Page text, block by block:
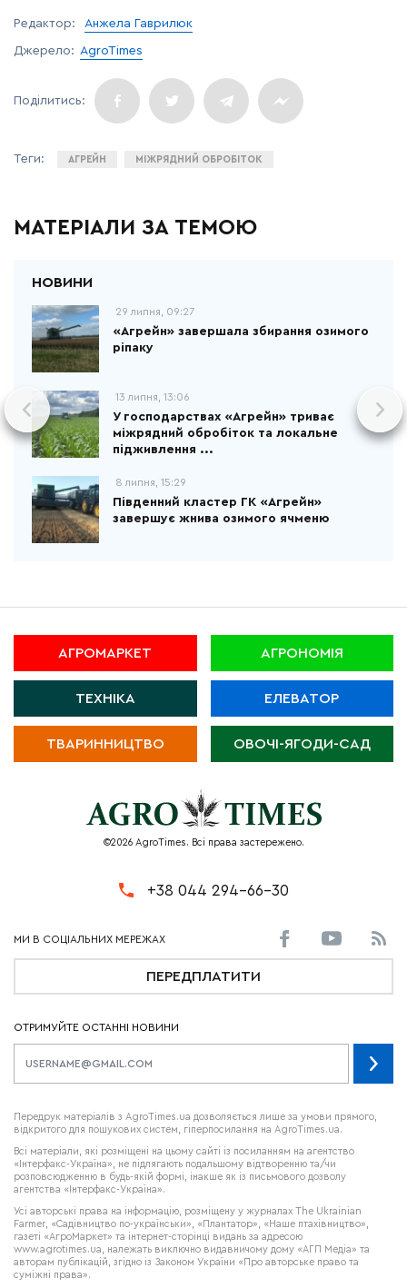
Редактор: Анжела Гаврилюк
Джерело: AgroTimes
АГРЕЙН МІЖРЯДНИЙ ОБРОБІТОК
МАТЕРІАЛИ ЗА ТЕМОЮ
29 липня, 09:27
«Агрейн» завершала збирання озимого
ріпаку
13 липня, 13:06
У господарствах «Агрейн» триває
міжрядний обробіток та локальне
підживлення ...
8 липня, 15:29
Південний кластер ГК «Агрейн»
завершує жнива озимого ячменю
АГРОМАРКЕТ АГРОНОМІЯ
ТЕХНІКА ЕЛЕВАТОР
ТВАРИННИЦТВО ОВОЧІ-ЯГОДИ-САД
©2026 AgroTimes. Всі права застережено.
+38 044 294-66-30
ПЕРЕДПЛАТИТИ
ОТРИМУЙТЕ ОСТАННІ НОВИНИ
Передрук матеріалів з AgroTimes.ua дозволяється лише за умови прямого,
відкритого для пошукових систем, гіперпосилання на AgroTimes.ua.
Всі матеріали, які розміщені на цьому сайті із посиланням на агентство
«Інтерфакс-Україна», не підлягають подальшому відтворенню та/чи
розповсюдженню в будь-якій формі, інакше як із письмового дозволу
агентства «Інтерфакс-Україна».
Усі авторські права на інформацію, розміщену у журналах The Ukrainian
Farmer, «Садівництво по-українськи», «Плантатор», «Наше птахівництво»,
газеті «АгроМаркет» та інтернет-сторінці видань за адресою
www.agrotimes.ua, належать виключно видавничому дому «АГП Медіа» та
авторам публікацій, згідно із Законом України «Про авторське право та
суміжні права».